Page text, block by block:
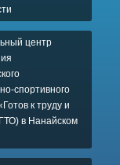
центр
спортивного
к труду и
в Нанайском